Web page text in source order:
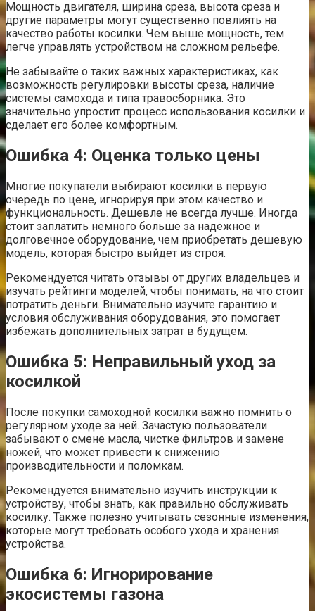
Мощность двигателя, ширина среза, высота среза и
другие параметры могут существенно повлиять на
качество работы косилки. Чем выше мощность, тем
легче управлять устройством на сложном рельефе.
Не забывайте о таких важных характеристиках, как
возможность регулировки высоты среза, наличие
системы самохода и типа травосборника. Это
значительно упростит процесс использования косилки и
сделает его более комфортным.
Ошибка 4: Оценка только цены
Многие покупатели выбирают косилки в первую
очередь по цене, игнорируя при этом качество и
функциональность. Дешевле не всегда лучше. Иногда
стоит заплатить немного больше за надежное и
долговечное оборудование, чем приобретать дешевую
модель, которая быстро выйдет из строя.
Рекомендуется читать отзывы от других владельцев и
изучать рейтинги моделей, чтобы понимать, на что стоит
потратить деньги. Внимательно изучите гарантию и
условия обслуживания оборудования, это помогает
избежать дополнительных затрат в будущем.
Ошибка 5: Неправильный уход за
косилкой
После покупки самоходной косилки важно помнить о
регулярном уходе за ней. Зачастую пользователи
забывают о смене масла, чистке фильтров и замене
ножей, что может привести к снижению
производительности и поломкам.
Рекомендуется внимательно изучить инструкции к
устройству, чтобы знать, как правильно обслуживать
косилку. Также полезно учитывать сезонные изменения,
которые могут требовать особого ухода и хранения
устройства.
Ошибка 6: Игнорирование
экосистемы газона